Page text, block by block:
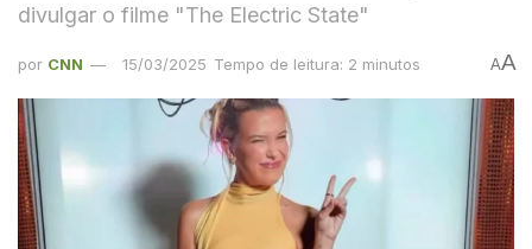
divulgar o filme "The Electric State"
por CNN 15/03/2025 Tempo de leitura: 2 minutos AA